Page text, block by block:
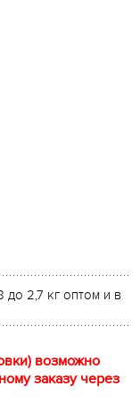
2,7 кг оптом и в
возможно
заказу через